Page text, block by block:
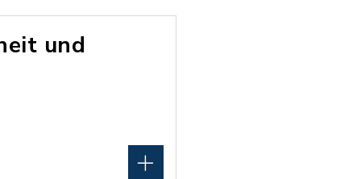
und